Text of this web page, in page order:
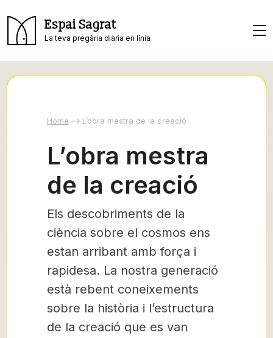
Espai Sagrat
La teva pregària diària en línia
Home L’obra mestra de la creació
L’obra mestra
de la creació
Els descobriments de la
ciència sobre el cosmos ens
estan arribant amb força i
rapidesa. La nostra generació
està rebent coneixements
sobre la història i l’estructura
de la creació que es van